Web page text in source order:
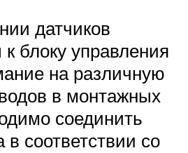
датчиков
блоку управления
на различную
в монтажных
соединить
соответствии со